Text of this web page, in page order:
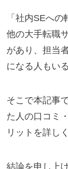
「社内SEへ
他の大手転職
があり、担当
になる人もい
そこで本記事
た人の口コミ
リットを詳し
結論を申し上